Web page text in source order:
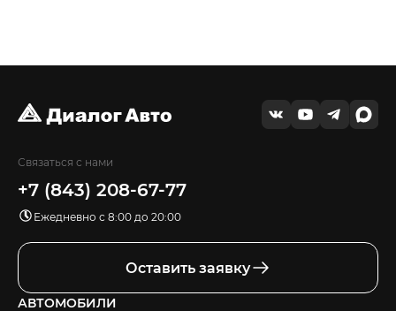
Связаться с нами
+7 (843) 208-67-77
Ежедневно с 8:00 до 20:00
Оставить заявку
АВТОМОБИЛИ